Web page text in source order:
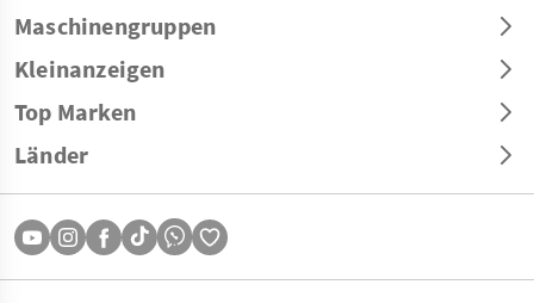
Maschinengruppen
Kleinanzeigen
Top Marken
Länder